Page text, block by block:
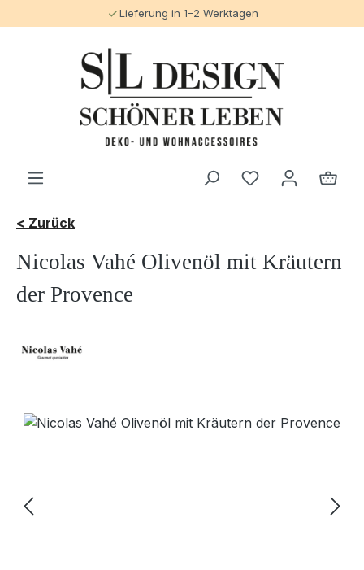
Lieferung in 1–2 Werktagen
< Zurück
Nicolas Vahé Olivenöl mit Kräutern
der Provence
Bildergalerie überspringen